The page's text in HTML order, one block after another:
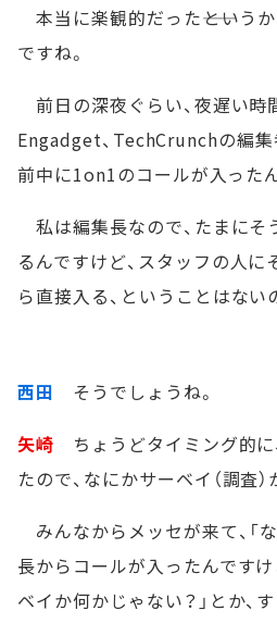
本当に楽観的だった――という
ですね。
前日の深夜ぐらい、夜遅い時
Engadget、TechCrunchの編集
前中に1on1のコールが入ったん
私は編集長なので、たまにそ
るんですけど、スタッフの人
ら直接入る、ということはない
西田 そうでしょうね。
矢崎 ちょうどタイミング的に
たので、なにかサーベイ（調査
みんなからメッセが来て、「
長からコールが入ったんですけ
ベイか何かじゃない？」とか、